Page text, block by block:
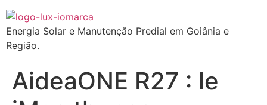
Energia Solar e Manutenção Predial em Goiânia e
Região.
AideaONE R27 : le